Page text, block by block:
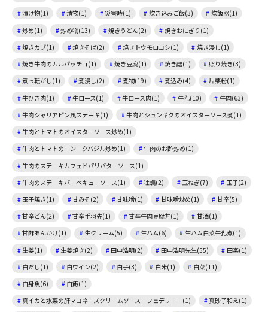
漬け物(1)
漬物(1) 災害時(1) 炊き込みご飯(3)
炊飯器(1)
炒め(1)
炒め物(13) 焼きうどん(2)
焼きおにぎり(1)
焼きカブ(1)
焼きそば(2) 焼きトウモロコシ(1)
焼き浸し(1)
焼き牛肉のカルパッチョ(1)
焼き豆腐(1) 焼き麩(1)
照り焼き(3)
煮っ転がし(1)
煮浸し(2) 煮物(19) 煮込み(4)
片栗粉(1)
牛ひき肉(1)
牛ロース(1) 牛ロース肉(1) 牛乳(10)
牛肉(63)
牛肉シャリアピン風ステーキ(1)
牛肉とシュンギクのオイスターソース煮(1)
牛肉とトマトのオイスターソース炒め(1)
牛肉とトマトのニンニクバジル炒め(1)
牛肉のお酢炒め(1)
牛肉のステーキカフェドパリバターソース(1)
牛肉のステーキバーベキューソース(1)
牡蠣(2) 玉ねぎ(7)
玉子(2)
玉子焼き(1)
甘みそ(2) 甘味噌(1) 甘味噌炒め(1)
甘辛(5)
甘辛どん(2)
甘辛手羽先(1) 甘辛牛肉豆腐丼(1)
甘酒(1)
甘酢あんかけ(1)
生クリーム(5) 生ハム(6)
生ハム白菜牛乳煮(1)
生姜(1)
生姜焼き(2) 田中浩明(2) 田中浩明先生(55)
田楽(1)
白だし(1)
白ワイン(2) 白子(3) 白米(1)
白菜(11)
白身魚(6)
白飯(1)
真イカと水菜の肝マヨネーズクリームソース フェデリーニ(1)
真砂子和え(1)